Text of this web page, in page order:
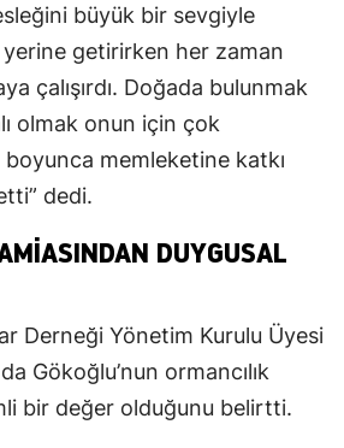
büyük bir sevgiyle
yerine getirirken her zaman
çalışırdı. Doğada bulunmak
olmak onun için çok
boyunca memleketine katkı
dedi.
DUYGUSAL
Derneği Yönetim Kurulu Üyesi
Gökoğlu’nun ormancılık
bir değer olduğunu belirtti.